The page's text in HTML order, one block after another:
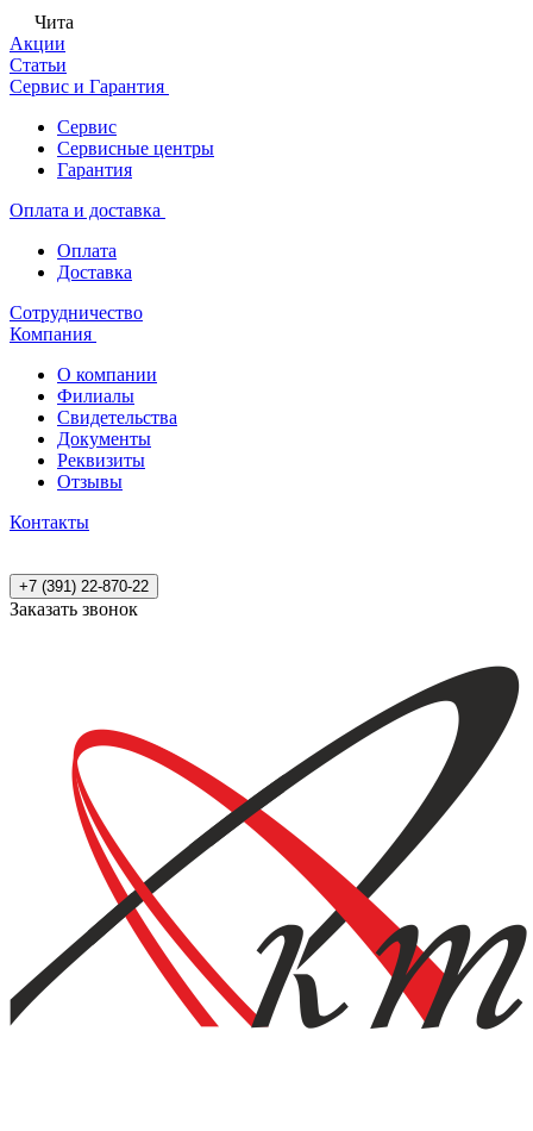
Чита
Акции
Статьи
Сервис и Гарантия
Сервис
Сервисные центры
Гарантия
Оплата и доставка
Оплата
Доставка
Сотрудничество
Компания
О компании
Филиалы
Свидетельства
Документы
Реквизиты
Отзывы
Контакты
+7 (391) 22-870-22
Заказать звонок